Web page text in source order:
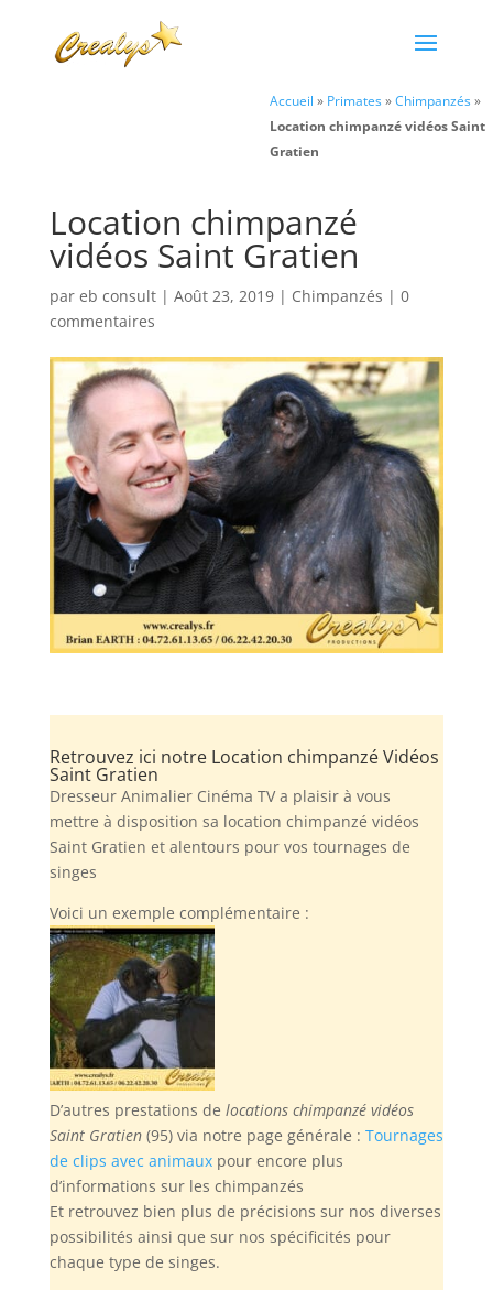
Accueil » Primates»Chimpanzés»
Location chimpanzé vidéos Saint
Gratien
Location chimpanzé
vidéos Saint Gratien
par eb consult| Août 23, 2019| Chimpanzés | 0
commentaires
Retrouvez ici notre Location chimpanzé Vidéos
Saint Gratien
Dresseur Animalier Cinéma TV a plaisir à vous
mettre à disposition sa location chimpanzé vidéos
Saint Gratien et alentours pour vos tournages de
singes
Voici un exemple complémentaire :
D’autres prestations de locations chimpanzé vidéos
Saint Gratien(95) via notre page générale : Tournages
de clips avec animauxpour encore plus
d’informations sur les chimpanzés
Et retrouvez bien plus de précisions sur nos diverses
possibilités ainsi que sur nos spécificités pour
chaque type de singes.